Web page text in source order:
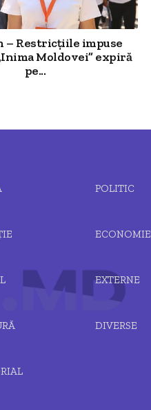
– Restricțiile impuse
Moldovei” expiră
pe...
POLITIC
ECONOMIE
EXTERNE
DIVERSE